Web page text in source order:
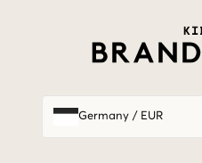
Germany/ EUR